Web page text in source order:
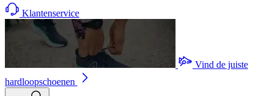
Klantenservice
Vind de juiste
hardloopschoenen